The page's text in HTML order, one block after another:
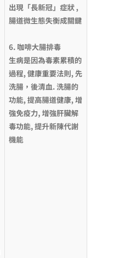
出現「長新冠」症狀 ,
腸道微生態失衡成關鍵
6. 咖啡大腸排毒
生病是因為毒素累積的
過程, 健康重要法則, 先
洗腸，後清血. 洗腸的
功能, 提高腸道健康, 增
強免疫力, 增強肝臟解
毒功能, 提升新陳代謝
機能